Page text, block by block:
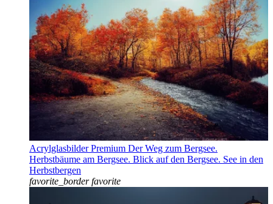
Acrylglasbilder Premium Der Weg zum Bergsee.
Herbstbäume am Bergsee. Blick auf den Bergsee. See in den
Herbstbergen
favorite_border favorite